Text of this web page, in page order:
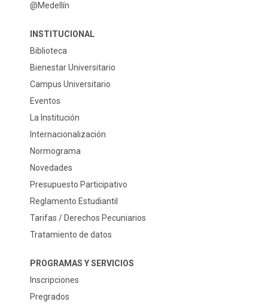
@Medellín
INSTITUCIONAL
Biblioteca
Bienestar Universitario
Campus Universitario
Eventos
La Institución
Internacionalización
Normograma
Novedades
Presupuesto Participativo
Reglamento Estudiantil
Tarifas / Derechos Pecuniarios
Tratamiento de datos
PROGRAMAS Y SERVICIOS
Inscripciones
Pregrados